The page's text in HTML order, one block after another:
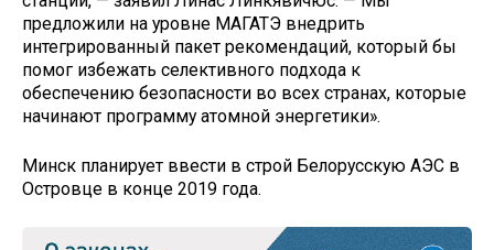
предложили на уровне МАГАТЭ внедрить
интегрированный пакет рекомендаций, который бы
помог избежать селективного подхода к
обеспечению безопасности во всех странах, которые
начинают программу атомной энергетики».
Минск планирует ввести в строй Белорусскую АЭС в
Островце в конце 2019 года.